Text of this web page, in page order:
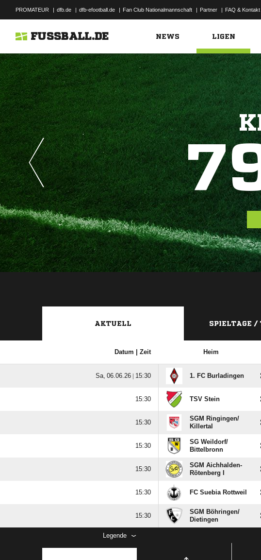
PROMATEUR | dfb.de | dfb-efootball.de | Fan Club Nationalmannschaft | Partner | FAQ & Kontakt
FUSSBALL.DE NEWS LIGEN
AKTUELL SPIELTAGE /
Datum | Zeit Heim
  |  1. FC Burladingen
 TSV Stein

SGM Ringingen/​
Killertal

SG Weildorf/​
Bittelbronn

SGM Aichhalden-
Rötenberg I
 FC Suebia Rottweil

SGM Böhringen/​
Dietingen
Legende